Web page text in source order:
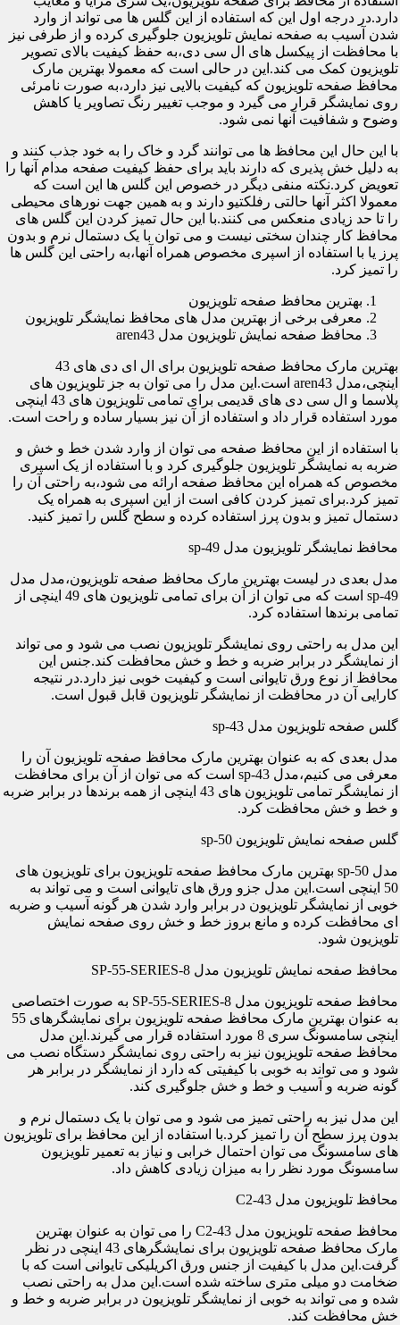
دارد.در درجه اول این که استفاده از این گلس ها می تواند از وارد
شدن آسیب به صفحه نمایش تلویزیون جلوگیری کرده و از طرفی نیز
با محافظت از پیکسل های ال سی دی،به حفظ کیفیت بالای تصویر
تلویزیون کمک می کند.این در حالی است که معمولا بهترین مارک
محافظ صفحه تلویزیون که کیفیت بالایی نیز دارد،به صورت نامرئی
روی نمایشگر قرار می گیرد و موجب تغییر رنگ تصاویر یا کاهش
وضوح و شفافیت آنها نمی شود.
با این حال این محافظ ها می توانند گرد و خاک را به خود جذب کنند و
به دلیل خش پذیری که دارند باید برای حفظ کیفیت صفحه مدام آنها را
تعویض کرد.نکته منفی دیگر در خصوص این گلس ها این است که
معمولا اکثر آنها حالتی رفلکتیو دارند و به همین جهت نورهای محیطی
را تا حد زیادی منعکس می کنند.با این حال تمیز کردن این گلس های
محافظ کار چندان سختی نیست و می توان با یک دستمال نرم و بدون
پرز یا با استفاده از اسپری مخصوص همراه آنها،به راحتی این گلس ها
را تمیز کرد.
بهترین محافظ صفحه تلویزیون
معرفی برخی از بهترین مدل های محافظ نمایشگر تلویزیون
محافظ صفحه نمایش تلویزیون مدل aren43
بهترین مارک محافظ صفحه تلویزیون برای ال ای دی های 43
اینچی،مدل aren43 است.این مدل را می توان به جز تلویزیون های
پلاسما و ال سی دی های قدیمی برای تمامی تلویزیون های 43 اینچی
مورد استفاده قرار داد و استفاده از آن نیز بسیار ساده و راحت است.
با استفاده از این محافظ صفحه می توان از وارد شدن خط و خش و
ضربه به نمایشگر تلویزیون جلوگیری کرد و با استفاده از یک اسپری
مخصوص که همراه این محافظ صفحه ارائه می شود،به راحتی آن را
تمیز کرد.برای تمیز کردن کافی است از این اسپری به همراه یک
دستمال تمیز و بدون پرز استفاده کرده و سطح گلس را تمیز کنید.
محافظ نمایشگر تلویزیون مدل sp-49
مدل بعدی در لیست بهترین مارک محافظ صفحه تلویزیون،مدل مدل
sp-49 است که می توان از آن برای تمامی تلویزیون های 49 اینچی از
تمامی برندها استفاده کرد.
این مدل به راحتی روی نمایشگر تلویزیون نصب می شود و می تواند
از نمایشگر در برابر ضربه و خط و خش محافظت کند.جنس این
محافظ از نوع ورق تایوانی است و کیفیت خوبی نیز دارد.در نتیجه
کارایی آن در محافظت از نمایشگر تلویزیون قابل قبول است.
گلس صفحه تلویزیون مدل sp-43
مدل بعدی که به عنوان بهترین مارک محافظ صفحه تلویزیون آن را
معرفی می کنیم،مدل sp-43 است که می توان از آن برای محافظت
از نمایشگر تمامی تلویزیون های 43 اینچی از همه برندها در برابر ضربه
و خط و خش محافظت کرد.
گلس صفحه نمایش تلویزیون sp-50
مدل sp-50 بهترین مارک محافظ صفحه تلویزیون برای تلویزیون های
50 اینچی است.این مدل جزو ورق های تایوانی است و می تواند به
خوبی از نمایشگر تلویزیون در برابر وارد شدن هر گونه آسیب و ضربه
ای محافظت کرده و مانع بروز خط و خش روی صفحه نمایش
تلویزیون شود.
محافظ صفحه نمایش تلویزیون مدل SP-55-SERIES-8
محافظ صفحه تلویزیون مدل SP-55-SERIES-8 به صورت اختصاصی
به عنوان بهترین مارک محافظ صفحه تلویزیون برای نمایشگرهای 55
اینچی سامسونگ سری 8 مورد استفاده قرار می گیرند.این مدل
محافظ صفحه تلویزیون نیز به راحتی روی نمایشگر دستگاه نصب می
شود و می تواند به خوبی با کیفیتی که دارد از نمایشگر در برابر هر
گونه ضربه و آسیب و خط و خش جلوگیری کند.
این مدل نیز به راحتی تمیز می شود و می توان با یک دستمال نرم و
بدون پرز سطح آن را تمیز کرد.با استفاده از این محافظ برای تلویزیون
های سامسونگ می توان احتمال خرابی و نیاز به تعمیر تلویزیون
سامسونگ مورد نظر را به میزان زیادی کاهش داد.
محافظ تلویزیون مدل C2-43
محافظ صفحه تلویزیون مدل C2-43 را می توان به عنوان بهترین
مارک محافظ صفحه تلویزیون برای نمایشگرهای 43 اینچی در نظر
گرفت.این مدل با کیفیت از جنس ورق اکریلیکی تایوانی است که با
ضخامت دو میلی متری ساخته شده است.این مدل به راحتی نصب
شده و می تواند به خوبی از نمایشگر تلویزیون در برابر ضربه و خط و
خش محافظت کند.